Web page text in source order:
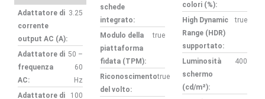
Adattatore di
corrente
output AC (A):
3.25
Adattatore di
frequenza
AC:
50 –
60
Hz
Adattatore di
100
schede
integrato:
Modulo della
piattaforma
fidata (TPM):
true
Riconoscimento
del volto:
true
colori (%):
High Dynamic
Range (HDR)
supportato:
true
Luminosità
schermo
(cd/m²):
400